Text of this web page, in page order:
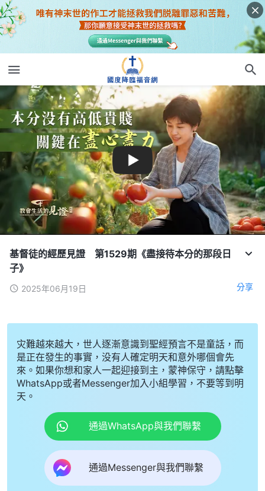
基督徒的經歷見證 第1529期《盡接待本分的那段日
子》
2025年06月19日 分享
灾難越來越大，世人逐漸意識到聖經預言不是童話，而
是正在發生的事實，没有人確定明天和意外哪個會先
來。如果你想和家人一起迎接到主，蒙神保守，請點擊
WhatsApp或者Messenger加入小組學習，不要等到明
天。
通過WhatsApp與我們聯繫
通過Messenger與我們聯繫